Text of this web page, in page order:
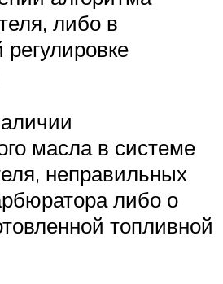
либо в
масла в системе
неправильных
либо о
топливной